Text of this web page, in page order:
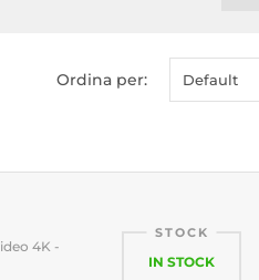
Ordina per: Default
4K -
STOCK
IN STOCK